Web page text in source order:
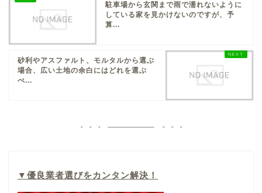
駐車場から玄関まで雨で濡れないように
している家を見かけないのですが、予
算...
砂利やアスファルト、モルタルから選ぶ
場合、広い土地の余白にはどれを選ぶ
べ...
▼ 優良業者選びをカンタン解決！